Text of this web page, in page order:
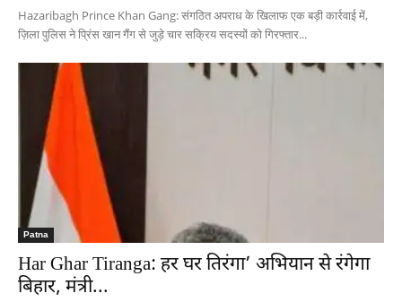
Hazaribagh Prince Khan Gang: संगठित अपराध के खिलाफ एक बड़ी कार्रवाई में,
ज़िला पुलिस ने प्रिंस खान गैंग से जुड़े चार सक्रिय सदस्यों को गिरफ्तार...
Patna
Har Ghar Tiranga: हर घर तिरंगा’ अभियान से रंगेगा
बिहार, मंत्री...